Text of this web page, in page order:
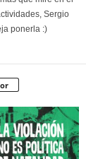
Sergio
ponerla :)